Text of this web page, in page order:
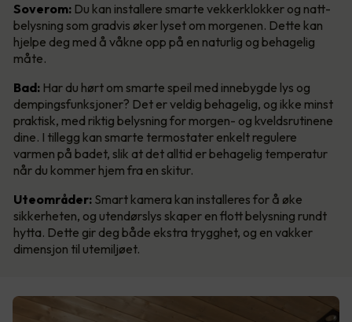
Soverom: Du kan installere smarte vekkerklokker og natt-
belysning som gradvis øker lyset om morgenen. Dette kan
hjelpe deg med å våkne opp på en naturlig og behagelig
måte.
Bad: Har du hørt om smarte speil med innebygde lys og
dempingsfunksjoner? Det er veldig behagelig, og ikke minst
praktisk, med riktig belysning for morgen- og kveldsrutinene
dine. I tillegg kan smarte termostater enkelt regulere
varmen på badet, slik at det alltid er behagelig temperatur
når du kommer hjem fra en skitur.
Uteområder: Smart kamera kan installeres for å øke
sikkerheten, og utendørslys skaper en flott belysning rundt
hytta. Dette gir deg både ekstra trygghet, og en vakker
dimensjon til utemiljøet.